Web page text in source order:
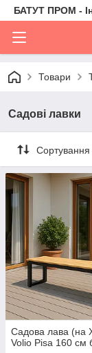
БАТУТ ПРОМ -
Товари
Садові лавки
Сортування
Садова лава (на
Volio Pisa 160 см